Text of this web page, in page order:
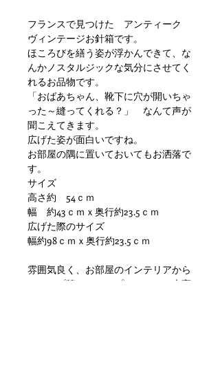
フランスで見つけた アンティーク
ヴィンテージお針箱です。
ほころびを繕う姿が浮かんできて、な
んかノスタルジックな気分にさせてく
れるお品物です。
「おばあちゃん、靴下に穴が開いちゃ
った～縫ってくれる？」 なんて声が
聞こえてきます。
広げた姿が面白いですね。
お部屋の隅に置いておいてもお洒落で
す。
サイズ
高さ約 54ｃｍ
幅 約43ｃｍｘ奥行約23.5ｃｍ
広げた際のサイズ
幅約98ｃｍｘ奥行約23.5ｃｍ
雰囲気良く、お部屋のインテリアから
ショップ等のディスプレイとして大変